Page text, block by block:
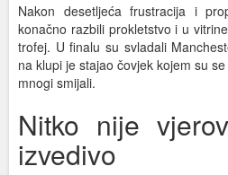
Nakon desetljeća frustracija i
konačno razbili prokletstvo i u
trofej. U finalu su svladali
na klupi je stajao čovjek kojem su
mnogi smijali.
Nitko nije
izvedivo